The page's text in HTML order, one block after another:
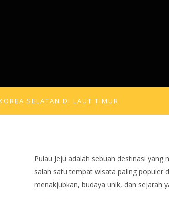
SELATAN DI LAUT TIMUR
Pulau Jeju adalah sebuah destinasi
salah satu tempat wisata paling populer
menakjubkan, budaya unik, dan sejarah